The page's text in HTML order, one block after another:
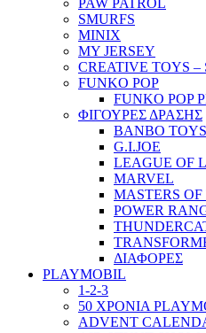
PAW PATROL
SMURFS
MINIX
MY JERSEY
CREATIVE TOYS –
FUNKO POP
FUNKO POP
ΦΙΓΟΥΡΕΣ ΔΡΑΣΗΣ
BANBO
G.I.JOE
LEAGUE OF
MARVEL
MASTERS
POWER
ΔΙΑΦΟΡΕΣ
PLAYMOBIL
1-2-3
50 ΧΡΟΝΙΑ
ADVENT